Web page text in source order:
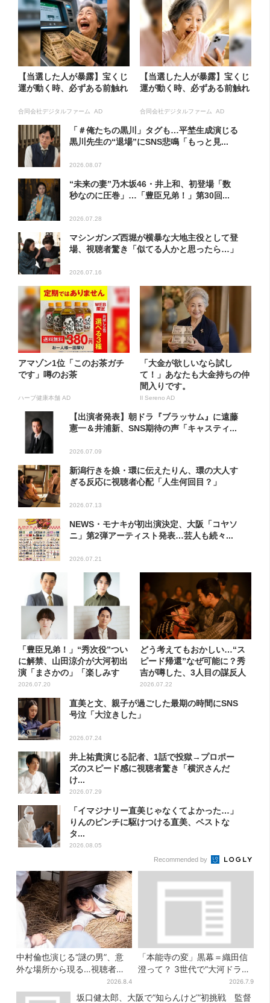
【当選した人が暴露】宝くじ
運が動く時、必ずある前触れ
合同会社デジタルファーム AD
【当選した人が暴露】宝くじ
運が動く時、必ずある前触れ
合同会社デジタルファーム AD
「＃俺たちの黒川」タグも…平埜生成演じる
黒川先生の“退場”にSNS悲鳴「もっと見...
2026.08.07
“未来の妻”乃木坂46・井上和、初登場「数
秒なのに圧巻」…「豊臣兄弟！」第30回...
2026.07.28
マシンガンズ西堀が横暴な大地主役として登
場、視聴者驚き「似てる人かと思ったら…」
2026.07.16
アマゾン1位「このお茶ガチ
です」噂のお茶
ハーブ健康本舗 AD
「大金が欲しいなら試し
て！」あなたも大金持ちの仲
間入りです。
Il Sereno AD
【出演者発表】朝ドラ『ブラッサム』に遠藤
憲一＆井浦新、SNS期待の声「キャスティ...
2026.07.09
新潟行きを娘・環に伝えたりん、環の大人す
ぎる反応に視聴者心配「人生何回目？」
2026.07.13
NEWS・モナキが初出演決定、大阪「コヤソ
ニ」第2弾アーティスト発表…芸人も続々...
2026.07.21
「豊臣兄弟！」“秀次役”つい
に解禁、山田涼介が大河初出
演「まさかの」「楽しみす
ぎ...
2026.07.20
どう考えてもおかしい…“ス
ピード帰還”なぜ可能に？秀
吉が噂した、3人目の謀反人
【...
2026.07.22
直美と文、親子が過ごした最期の時間にSNS
号泣「大泣きした」
2026.07.24
井上祐貴演じる記者、1話で投獄→プロポー
ズのスピード感に視聴者驚き「横沢さんだ
け...
2026.07.29
「イマジナリー直美じゃなくてよかった…」
りんのピンチに駆けつける直美、ベストな
タ...
2026.08.05
Recommended by
中村倫也演じる“謎の男”、意
外な場所から現る…視聴者歓
喜「こんな登場シーンとは」
2026.8.4
「本能寺の変」黒幕＝織田信
澄って？ 3世代で“大河ドラ
マ”、サラブレッド俳優が熱演
【豊臣兄弟】
2026.7.9
坂口健太郎、大阪で“知らんけど”初挑戦 監督